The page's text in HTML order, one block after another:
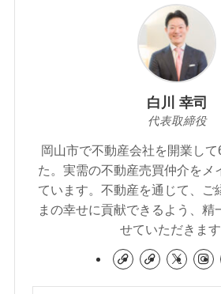
白川 幸司
代表取締役
岡山市で不動産会社を開業し
た。実需の不動産売買仲介をメ
ています。不動産を通じて、ご
まの幸せに貢献できるよう、精
せていただきます